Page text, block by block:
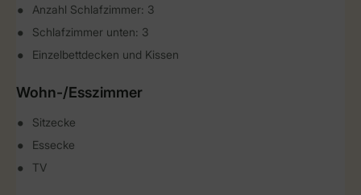
Anzahl Schlafzimmer: 3
Schlafzimmer unten: 3
Einzelbettdecken und Kissen
Wohn-/Esszimmer
Sitzecke
Essecke
TV